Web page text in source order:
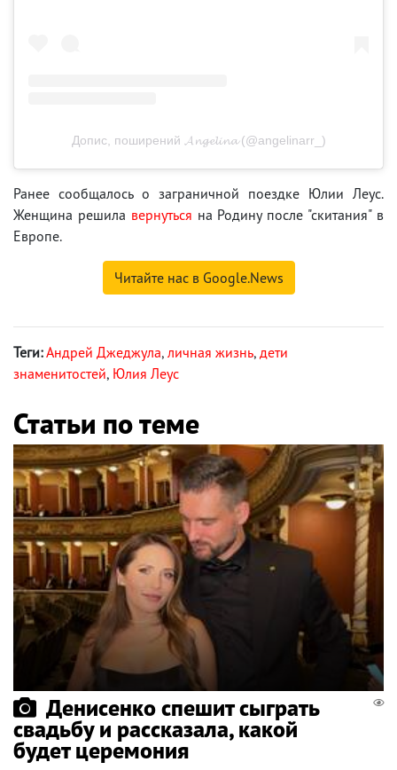
Допис, поширений 𝓐𝓷𝓰𝓮𝓵𝓲𝓷𝓪 (@angelinarr_)
Ранее сообщалось о заграничной поездке Юлии Леус.
Женщина решила вернуться на Родину после "скитания" в
Европе.
Читайте нас в Google.News
Теги:Андрей Джеджула, личная жизнь, дети
знаменитостей, Юлия Леус
Статьи по теме
Денисенко спешит сыграть
свадьбу и рассказала, какой
будет церемония